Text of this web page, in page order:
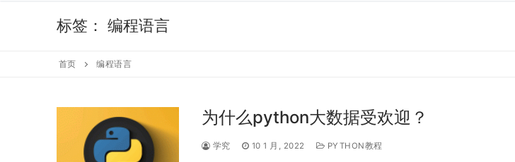
标签： 编程语言
首页 编程语言
为什么python大数据受欢迎？
学究 10 1 月, 2022 PYTHON教程